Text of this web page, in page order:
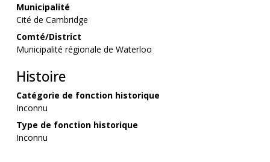
Municipalité
Cité de Cambridge
Comté/District
Municipalité régionale de Waterloo
Histoire
Catégorie de fonction historique
Inconnu
Type de fonction historique
Inconnu